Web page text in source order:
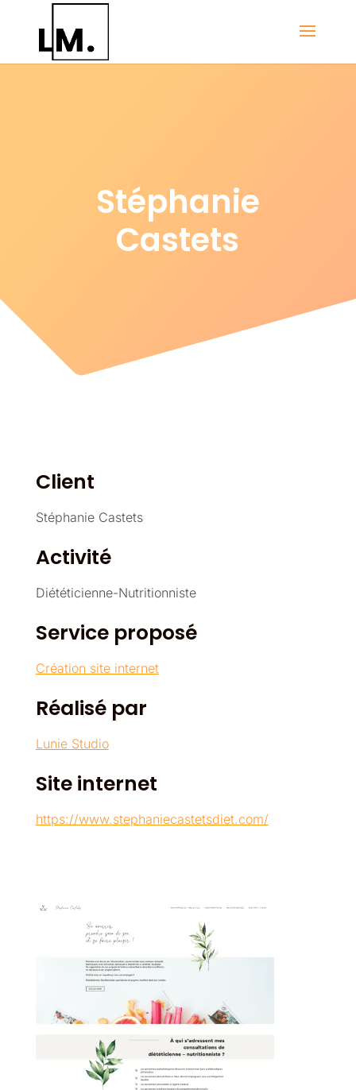
Stéphanie
Castets
Client
Stéphanie Castets
Activité
Diététicienne-Nutritionniste
Service proposé
Création site internet
Réalisé par
Lunie Studio
Site internet
https://www.stephaniecastetsdiet.com/